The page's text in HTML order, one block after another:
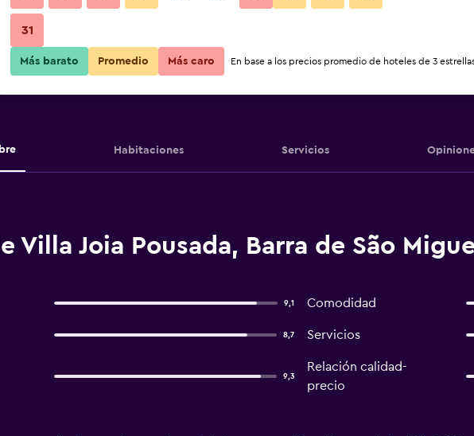
Joia Pousada
Habitaciones Servicios
Villa Joia Pousada, Barra de São Miguel
9,1 Comodidad
8,7 Servicios
9,3
Relación calidad-
precio
31
Más barato Promedio Más caro En base a los precios promedio de hoteles de 3